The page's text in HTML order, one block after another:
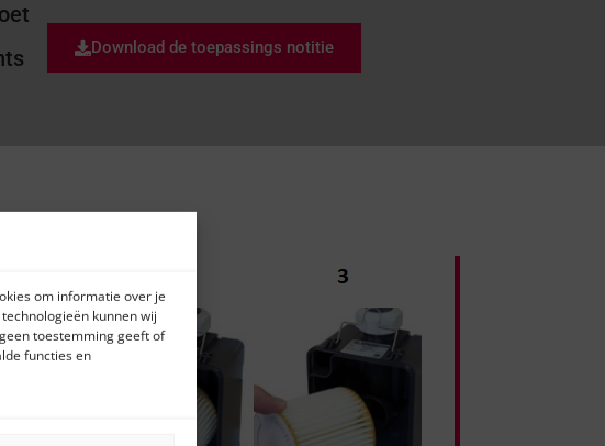
om informatie over je
kunnen wij
toestemming geeft of
functies en
Download de toepassings notitie